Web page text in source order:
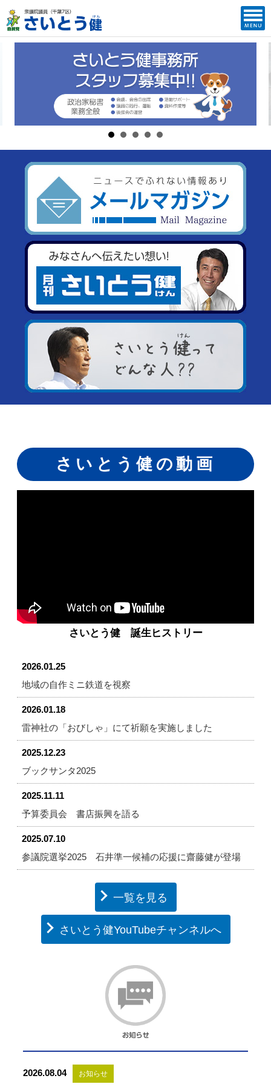
さいとう健の動画
さいとう健 誕生ヒストリー
2026.01.25
地域の自作ミニ鉄道を視察
2026.01.18
雷神社の「おびしゃ」にて祈願を実施しました
2025.12.23
ブックサンタ2025
2025.11.11
予算委員会 書店振興を語る
2025.07.10
参議院選挙2025 石井準一候補の応援に齋藤健が登場
一覧を見る
さいとう健YouTubeチャンネルへ
2026.08.04 お知らせ